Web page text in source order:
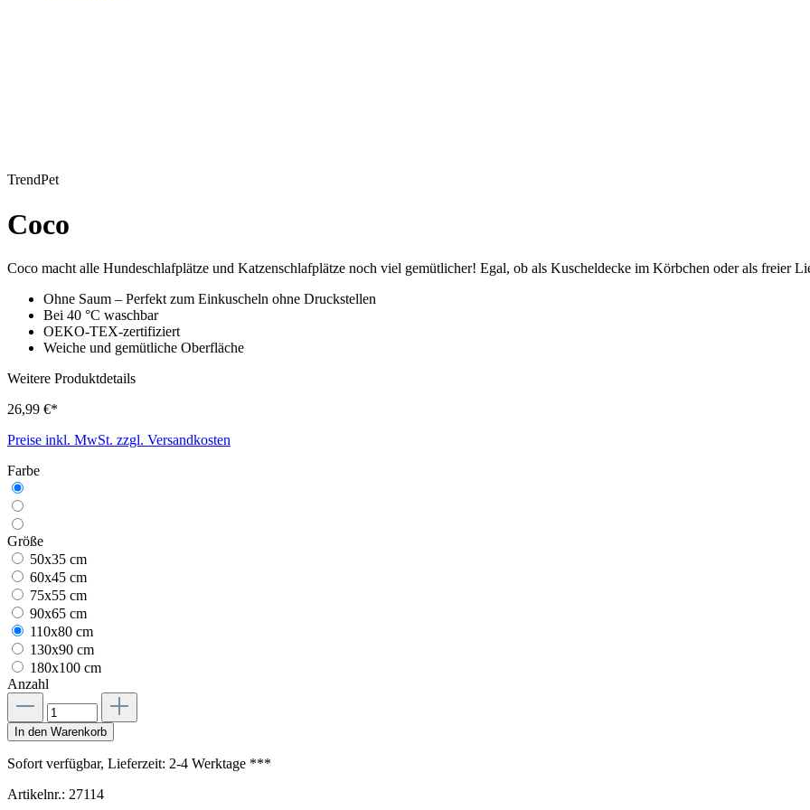
TrendPet
Coco
Coco macht alle Hundeschlafplätze und Katzenschlafplätze noch viel gemütlicher! Egal, ob als Kuscheldecke im Körbchen oder als freier
Ohne Saum – Perfekt zum Einkuscheln ohne Druckstellen
Bei 40 °C waschbar
OEKO-TEX-zertifiziert
Weiche und gemütliche Oberfläche
Weitere Produktdetails
26,99 €*
Preise inkl. MwSt. zzgl. Versandkosten
Farbe
Größe
50x35 cm
60x45 cm
75x55 cm
90x65 cm
110x80 cm
130x90 cm
180x100 cm
Anzahl
In den Warenkorb
Sofort verfügbar, Lieferzeit: 2-4 Werktage ***
Artikelnr.: 27114